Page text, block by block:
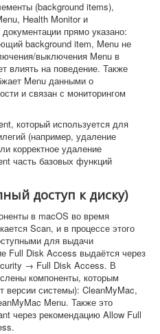
(background items),
Health Monitor и
прямо указано:
background item, Menu не
выключения Menu в
влиять на поведение. Также
Menu данными о
и связан с мониторингом
который используется для
(например, удаление
корректное удаление
часть базовых функций
доступ к диску)
в macOS во время
Scan, и в процессе этого
для выдачи
Full Disk Access выдаётся через
→ Full Disk Access. В
компоненты, которым
версии системы): CleanMyMac,
Menu. Также это
через рекомендацию Allow Full